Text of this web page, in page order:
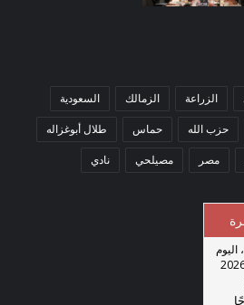
الزراعة الزمالك السعودية
حزب الله حماس طلال أبوغزاله
مصر مصيلحي نادي